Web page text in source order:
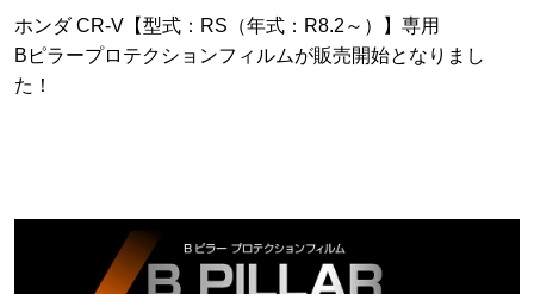
ホンダ CR-V【型式：RS（年式：R8.2～）】専用
Bピラープロテクションフィルムが販売開始となりまし
た！